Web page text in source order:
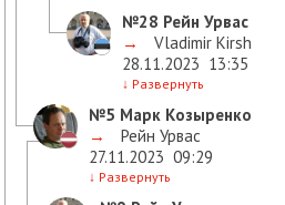
№28 Рейн Урвас
→
Vladimir Kirsh
28.11.2023 13:35
↓ Развернуть
№5 Марк Козыренко
→
Рейн Урвас
27.11.2023 09:29
↓ Развернуть